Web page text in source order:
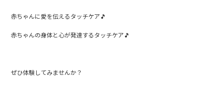
赤ちゃんに愛を伝えるタッチケア🎵
赤ちゃんの身体と心が発達するタッチケア🎵
ぜひ体験してみませんか？